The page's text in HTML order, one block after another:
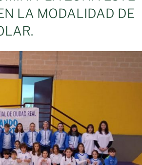
LA MODALIDAD DE